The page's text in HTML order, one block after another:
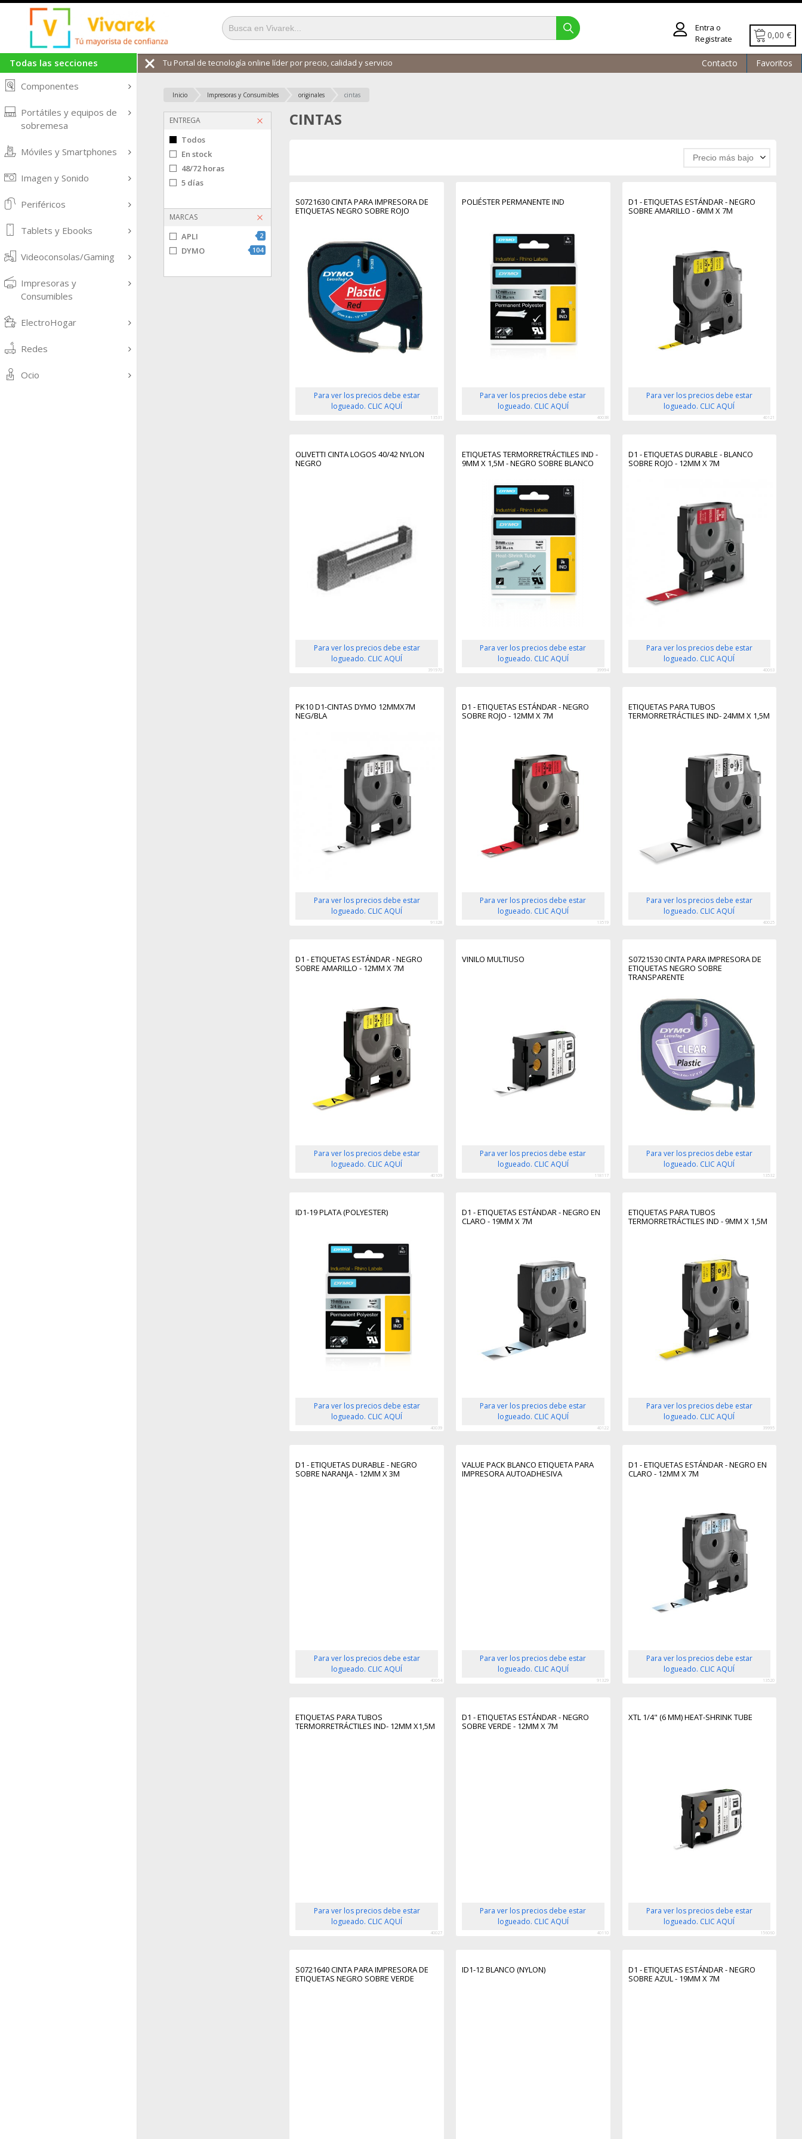
Todas las secciones
Componentes
Portátiles y equipos de
sobremesa
Móviles y Smartphones
Imagen y Sonido
Periféricos
Tablets y Ebooks
Videoconsolas/Gaming
Impresoras y
Consumibles
ElectroHogar
Redes
Ocio
0,00 €
Entra o
Registrate
Tu Portal de tecnología online líder por precio, calidad y servicio Contacto Favoritos
Inicio Impresoras y Consumibles originales cintas
ENTREGA
Todos
En stock
48/72 horas
5 días
MARCAS
APLI 2
DYMO 104
CINTAS
Precio más bajo
S0721630 CINTA PARA IMPRESORA DE
ETIQUETAS NEGRO SOBRE ROJO
Para ver los precios debe estar
logueado. CLIC AQUÍ
13531
POLIÉSTER PERMANENTE IND
Para ver los precios debe estar
logueado. CLIC AQUÍ
40038
D1 - ETIQUETAS ESTÁNDAR - NEGRO
SOBRE AMARILLO - 6MM X 7M
Para ver los precios debe estar
logueado. CLIC AQUÍ
40121
OLIVETTI CINTA LOGOS 40/42 NYLON
NEGRO
Para ver los precios debe estar
logueado. CLIC AQUÍ
391970
ETIQUETAS TERMORRETRÁCTILES IND -
9MM X 1,5M - NEGRO SOBRE BLANCO
Para ver los precios debe estar
logueado. CLIC AQUÍ
39994
D1 - ETIQUETAS DURABLE - BLANCO
SOBRE ROJO - 12MM X 7M
Para ver los precios debe estar
logueado. CLIC AQUÍ
40063
PK10 D1-CINTAS DYMO 12MMX7M
NEG/BLA
Para ver los precios debe estar
logueado. CLIC AQUÍ
91328
D1 - ETIQUETAS ESTÁNDAR - NEGRO
SOBRE ROJO - 12MM X 7M
Para ver los precios debe estar
logueado. CLIC AQUÍ
13519
ETIQUETAS PARA TUBOS
TERMORRETRÁCTILES IND- 24MM X 1,5M
Para ver los precios debe estar
logueado. CLIC AQUÍ
40025
D1 - ETIQUETAS ESTÁNDAR - NEGRO
SOBRE AMARILLO - 12MM X 7M
Para ver los precios debe estar
logueado. CLIC AQUÍ
40109
VINILO MULTIUSO
Para ver los precios debe estar
logueado. CLIC AQUÍ
118117
S0721530 CINTA PARA IMPRESORA DE
ETIQUETAS NEGRO SOBRE
TRANSPARENTE
Para ver los precios debe estar
logueado. CLIC AQUÍ
13532
ID1-19 PLATA (POLYESTER)
Para ver los precios debe estar
logueado. CLIC AQUÍ
40039
D1 - ETIQUETAS ESTÁNDAR - NEGRO EN
CLARO - 19MM X 7M
Para ver los precios debe estar
logueado. CLIC AQUÍ
40122
ETIQUETAS PARA TUBOS
TERMORRETRÁCTILES IND - 9MM X 1,5M
Para ver los precios debe estar
logueado. CLIC AQUÍ
39995
D1 - ETIQUETAS DURABLE - NEGRO
SOBRE NARANJA - 12MM X 3M
Para ver los precios debe estar
logueado. CLIC AQUÍ
40064
VALUE PACK BLANCO ETIQUETA PARA
IMPRESORA AUTOADHESIVA
Para ver los precios debe estar
logueado. CLIC AQUÍ
91329
D1 - ETIQUETAS ESTÁNDAR - NEGRO EN
CLARO - 12MM X 7M
Para ver los precios debe estar
logueado. CLIC AQUÍ
13520
ETIQUETAS PARA TUBOS
TERMORRETRÁCTILES IND- 12MM X1,5M
Para ver los precios debe estar
logueado. CLIC AQUÍ
40027
D1 - ETIQUETAS ESTÁNDAR - NEGRO
SOBRE VERDE - 12MM X 7M
Para ver los precios debe estar
logueado. CLIC AQUÍ
40110
XTL 1/4" (6 MM) HEAT-SHRINK TUBE
Para ver los precios debe estar
logueado. CLIC AQUÍ
156060
S0721640 CINTA PARA IMPRESORA DE
ETIQUETAS NEGRO SOBRE VERDE
ID1-12 BLANCO (NYLON)
D1 - ETIQUETAS ESTÁNDAR - NEGRO
SOBRE AZUL - 19MM X 7M